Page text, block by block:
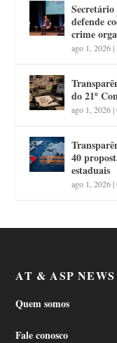
defende
crime
ago 1, 2026|
do 21º
ago 1, 2026|
40
estaduais
ago 1, 2026|
AT & ASP NEWS
Quem somos
Fale conosco